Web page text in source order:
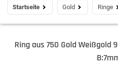
Startseite Gold Ringe
Ring aus 750 Gold Weißgold